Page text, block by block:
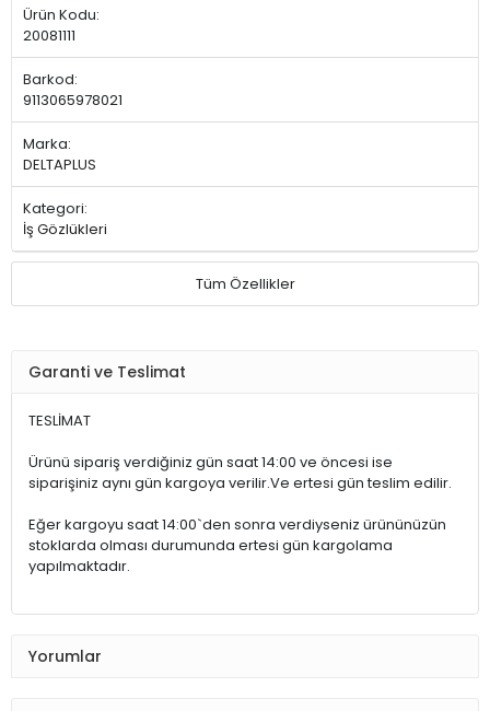
Ürün Kodu:
20081111
Barkod:
9113065978021
Marka:
DELTAPLUS
Kategori:
İş Gözlükleri
Tüm Özellikler
Garanti ve Teslimat
TESLİMAT
Ürünü sipariş verdiğiniz gün saat 14:00 ve öncesi ise
siparişiniz aynı gün kargoya verilir.Ve ertesi gün teslim edilir.
Eğer kargoyu saat 14:00`den sonra verdiyseniz ürününüzün
stoklarda olması durumunda ertesi gün kargolama
yapılmaktadır.
Yorumlar